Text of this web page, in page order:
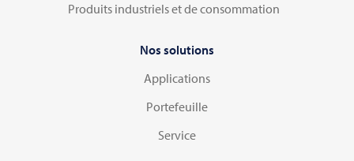
Produits industriels et de consommation
Nos solutions
Applications
Portefeuille
Service